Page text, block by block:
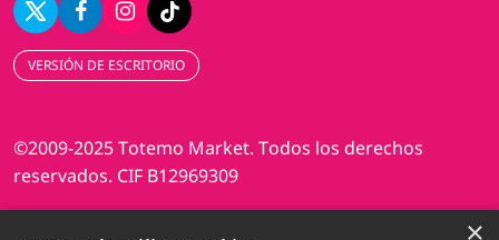
VERSIÓN DE ESCRITORIO
©2009-2025 Totemo Market. Todos los derechos
reservados. CIF B12969309
×